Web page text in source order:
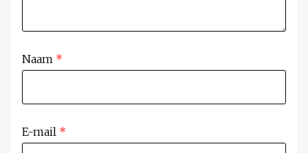
Naam *
E-mail *